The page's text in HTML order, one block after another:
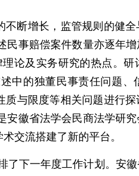
断增长，监管规则的健
事赔偿案件数量亦逐年
论及实务研究的热点。研
中的独董民事责任问题、
质与限度等相关问题进行
徽省法学会民商法学研
交流搭建了新的平台。
了下一年度工作计划。安